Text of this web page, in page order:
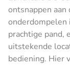
ontsnappen
onderdompelen
prachtige pand,
uitstekende
bediening. Hier